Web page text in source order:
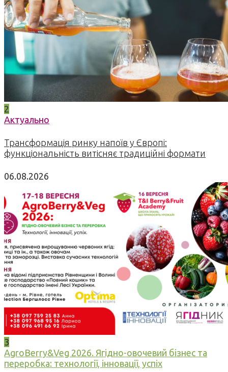
2
Актуально
Трансформація ринку напоїв у Європі:
функціональність витісняє традиційні формати
06.08.2026
3
AgroBerry&Veg 2026. Ягідно-овочевий бізнес та
переробка: технології, інновації, успіх